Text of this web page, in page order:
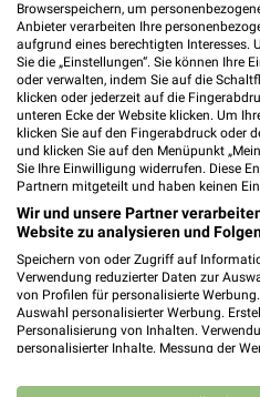
Ernsting's family
Großenhainer
01127 Dresden
Heute 09:00 -
161,31 km
Ernsting's family
Hauptstraße 3
01809 Heidenau
Heute 09:00 -
174,04 km
Browserspeichern, um
Anbieter verarbeiten Ihre
aufgrund eines berechtigten Interesses.
Sie die „Einstellungen“. Sie können Ihre
oder verwalten, indem Sie auf die
klicken oder jederzeit auf die
unteren Ecke der Website klicken. Um
klicken Sie auf den Fingerabdruck oder
und klicken Sie auf den Menüpunkt
Sie Ihre Einwilligung widerrufen. Diese
Partnern mitgeteilt und haben keinen
Wir und unsere Partner
Website zu analysieren und
Speichern von oder Zugriff auf
Verwendung reduzierter Daten zur
von Profilen für personalisierte
Auswahl personalisierter Werbung.
Personalisierung von Inhalten.
personalisierter Inhalte. Messung der
Kombinationen von Daten aus